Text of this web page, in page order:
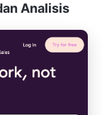
Analisis